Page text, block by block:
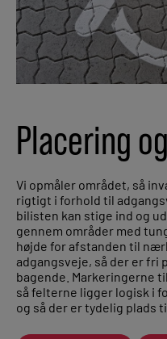
Placering
Vi opmåler området, så
rigtigt i forhold til
bilisten kan stige ind og
gennem områder med
højde for afstanden til
adgangsveje, så der er fri
bagende. Markeringerne
så felterne ligger logisk i
og så der er tydelig plads